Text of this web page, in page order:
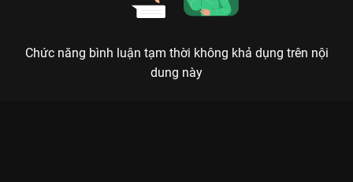
Chức năng bình luận tạm thời không khả dụng trên nội
dung này